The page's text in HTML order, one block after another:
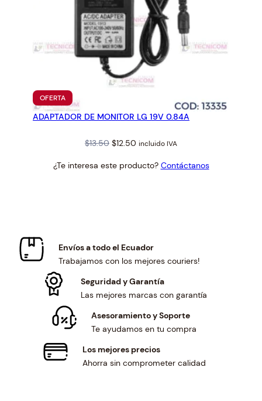
OFERTAPRODUCTO
EN
OFERTA
ADAPTADOR DE MONITOR LG 19V 0.84A
$13.50 Original
was:
$12.50 Current
is:
incluido IVA
¿Te interesa este producto? Contáctanos
Envíos a todo el Ecuador
Trabajamos con los mejores couriers!
Seguridad y Garantía
Las mejores marcas con garantía
Asesoramiento y Soporte
Te ayudamos en tu compra
Los mejores precios
Ahorra sin comprometer calidad